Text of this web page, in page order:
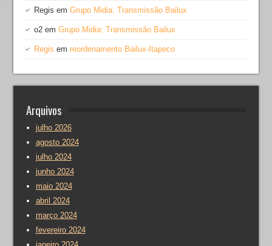
Regis emGrupo Midia: Transmissão Bailux
o2 emGrupo Midia: Transmissão Bailux
Regis emreordenamento Bailux-Itapeco
Arquivos
julho 2026
agosto 2024
julho 2024
junho 2024
maio 2024
abril 2024
março 2024
fevereiro 2024